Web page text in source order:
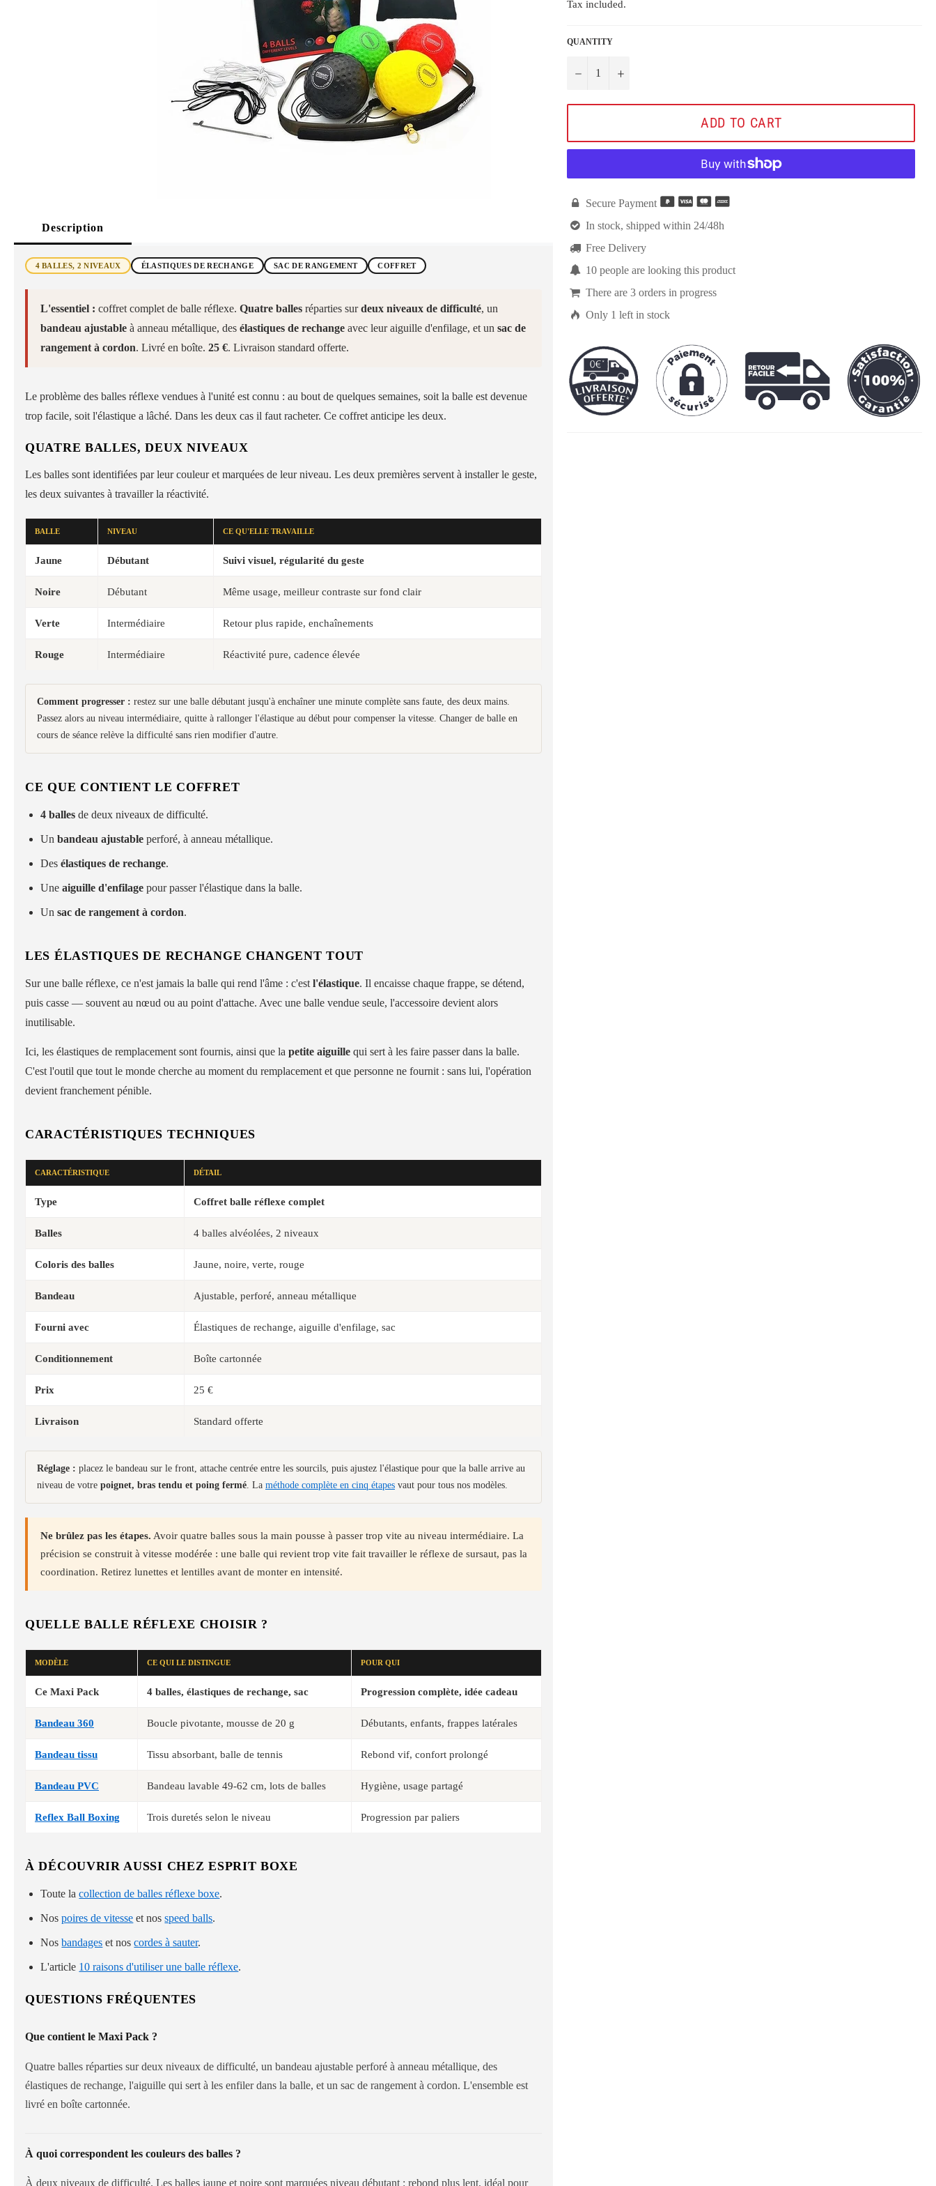
Description
4 BALLES, 2 NIVEAUX ÉLASTIQUES DE RECHANGE SAC DE RANGEMENT COFFRET
L'essentiel : coffret complet de balle réflexe. Quatre ballesréparties surdeux niveaux de difficulté, un
bandeau ajustableà anneau métallique, des élastiques de rechangeavec leur aiguille d'enfilage, et un sac de
rangement à cordon. Livré en boîte. 25 €. Livraison standard offerte.
Le problème des balles réflexe vendues à l'unité est connu : au bout de quelques semaines, soit la balle est devenue
trop facile, soit l'élastique a lâché. Dans les deux cas il faut racheter. Ce coffret anticipe les deux.
QUATRE BALLES, DEUX NIVEAUX
Les balles sont identifiées par leur couleur et marquées de leur niveau. Les deux premières servent à installer le geste,
les deux suivantes à travailler la réactivité.
BALLE NIVEAU CE QU'ELLE TRAVAILLE
Jaune Débutant Suivi visuel, régularité du geste
Noire Débutant Même usage, meilleur contraste sur fond clair
Verte Intermédiaire Retour plus rapide, enchaînements
Rouge Intermédiaire Réactivité pure, cadence élevée
Comment progresser : restez sur une balle débutant jusqu'à enchaîner une minute complète sans faute, des deux mains.
Passez alors au niveau intermédiaire, quitte à rallonger l'élastique au début pour compenser la vitesse. Changer de balle en
cours de séance relève la difficulté sans rien modifier d'autre.
CE QUE CONTIENT LE COFFRET
4 balles de deux niveaux de difficulté.
Unbandeau ajustable perforé, à anneau métallique.
Desélastiques de rechange.
Uneaiguille d'enfilage pour passer l'élastique dans la balle.
Unsac de rangement à cordon.
LES ÉLASTIQUES DE RECHANGE CHANGENT TOUT
Sur une balle réflexe, ce n'est jamais la balle qui rend l'âme : c'est l'élastique. Il encaisse chaque frappe, se détend,
puis casse — souvent au nœud ou au point d'attache. Avec une balle vendue seule, l'accessoire devient alors
inutilisable.
Ici, les élastiques de remplacement sont fournis, ainsi que la petite aiguille qui sert à les faire passer dans la balle.
C'est l'outil que tout le monde cherche au moment du remplacement et que personne ne fournit : sans lui, l'opération
devient franchement pénible.
CARACTÉRISTIQUES TECHNIQUES
CARACTÉRISTIQUE DÉTAIL
Type Coffret balle réflexe complet
Balles 4 balles alvéolées, 2 niveaux
Coloris des balles Jaune, noire, verte, rouge
Bandeau Ajustable, perforé, anneau métallique
Fourni avec Élastiques de rechange, aiguille d'enfilage, sac
Conditionnement Boîte cartonnée
Prix 25 €
Livraison Standard offerte
Réglage : placez le bandeau sur le front, attache centrée entre les sourcils, puis ajustez l'élastique pour que la balle arrive au
niveau de votre poignet, bras tendu et poing fermé. La méthode complète en cinq étapes vaut pour tous nos modèles.
Ne brûlez pas les étapes. Avoir quatre balles sous la main pousse à passer trop vite au niveau intermédiaire. La
précision se construit à vitesse modérée : une balle qui revient trop vite fait travailler le réflexe de sursaut, pas la
coordination. Retirez lunettes et lentilles avant de monter en intensité.
QUELLE BALLE RÉFLEXE CHOISIR ?
MODÈLE CE QUI LE DISTINGUE POUR QUI
Ce Maxi Pack 4 balles, élastiques de rechange, sac Progression complète, idée cadeau
Bandeau 360 Boucle pivotante, mousse de 20 g Débutants, enfants, frappes latérales
Bandeau tissu Tissu absorbant, balle de tennis Rebond vif, confort prolongé
Bandeau PVC Bandeau lavable 49-62 cm, lots de balles Hygiène, usage partagé
Reflex Ball Boxing Trois duretés selon le niveau Progression par paliers
À DÉCOUVRIR AUSSI CHEZ ESPRIT BOXE
Toute lacollection de balles réflexe boxe.
Nospoires de vitesse et nosspeed balls.
Nosbandages et noscordes à sauter.
L'article 10 raisons d'utiliser une balle réflexe.
QUESTIONS FRÉQUENTES
Que contient le Maxi Pack ?
Quatre balles réparties sur deux niveaux de difficulté, un bandeau ajustable perforé à anneau métallique, des
élastiques de rechange, l'aiguille qui sert à les enfiler dans la balle, et un sac de rangement à cordon. L'ensemble est
livré en boîte cartonnée.
À quoi correspondent les couleurs des balles ?
À deux niveaux de difficulté. Les balles jaune et noire sont marquées niveau débutant : rebond plus lent, idéal pour
Tax included.
QUANTITY
− +
ADD TO CART
 Secure Payment
 In stock, shipped within 24/48h
 Free Delivery
 10 people are looking this product
 There are 3orders in progress
 Only 1 left in stock